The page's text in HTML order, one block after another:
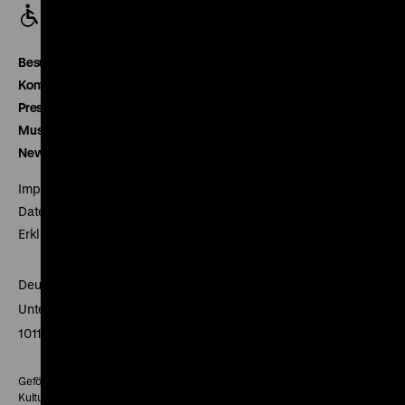
Besucherservice
Kontakt
Presse
Museumsverein
Newsletter
Impressum
Datenschutz
Erklärung digitale Barrierefreiheit
Deutsches Historisches Museum
Unter den Linden 2
10117 Berlin
Gefördert mit Mitteln des Beauftragten der Bundesregierung für
Kultur und Medien